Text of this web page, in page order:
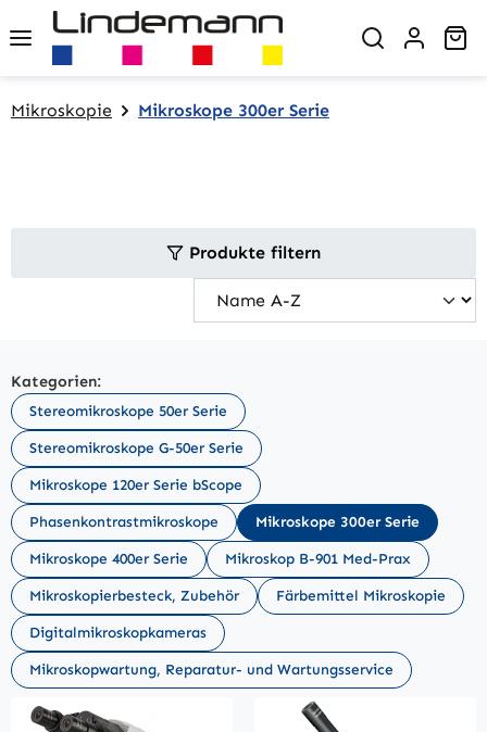
Zum Hauptinhalt springen
Mikroskopie Mikroskope 300er Serie
Produkte filtern
Kategorien:
Stereomikroskope 50er Serie
Stereomikroskope G-50er Serie
Mikroskope 120er Serie bScope
Phasenkontrastmikroskope
Mikroskope 300er Serie
Mikroskope 400er Serie
Mikroskop B-901 Med-Prax
Mikroskopierbesteck, Zubehör
Färbemittel Mikroskopie
Digitalmikroskopkameras
Mikroskopwartung, Reparatur- und Wartungsservice